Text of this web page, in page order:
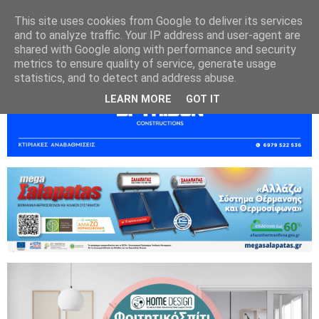
This site uses cookies from Google to deliver its services
and to analyze traffic. Your IP address and user-agent are
shared with Google along with performance and security
metrics to ensure quality of service, generate usage
statistics, and to detect and address abuse.
LEARN MORE GOT IT